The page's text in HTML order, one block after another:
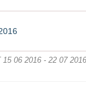
06 2016 - 22 07 2016